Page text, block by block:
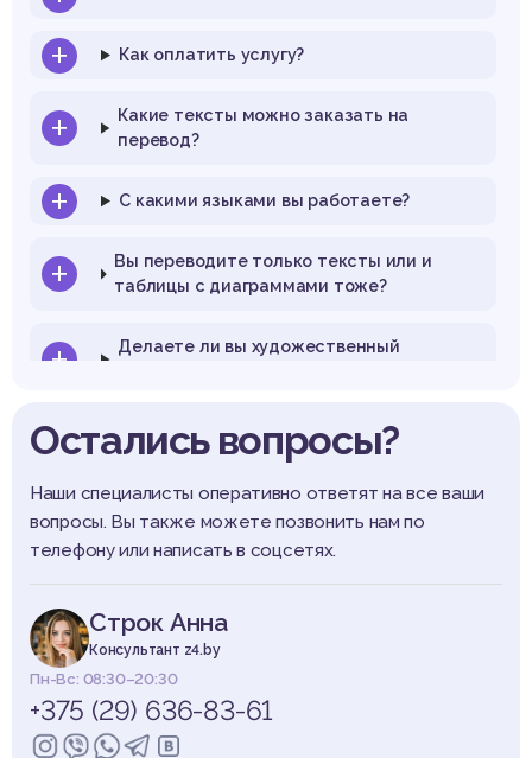
Как оплатить услугу?
Какие тексты можно заказать на
перевод?
С какими языками вы работаете?
Вы переводите только тексты или и
таблицы с диаграммами тоже?
Делаете ли вы художественный
Перевод будет «дословным» или
адаптированным?
Можно ли заказать перевод с
Остались вопросы?
Наши специалисты оперативно ответят на все ваши
вопросы. Вы также можете позвонить нам по
телефону или написать в соцсетях.
Строк Анна
Консультант z4.by
Пн-Вс: 08:30–20:30
+375 (29) 636-83-61